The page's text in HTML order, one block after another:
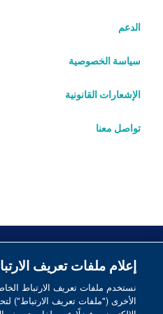
الدعم
سياسة الخصوصية
الإشعارات القانونية
تواصل معنا
إعلام ملفات تعريف
نستخدم ملفات تعريف الارتباط
الأخرى ("ملفات تعريف الارتباط")